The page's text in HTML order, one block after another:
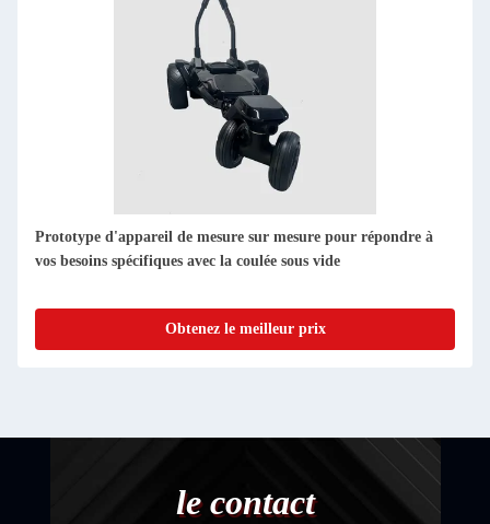
Services d'usinage de prototypes de dispositifs de mesure de
précision pour la fabrication de pièces sur mesure
Obtenez le meilleur prix
le contact